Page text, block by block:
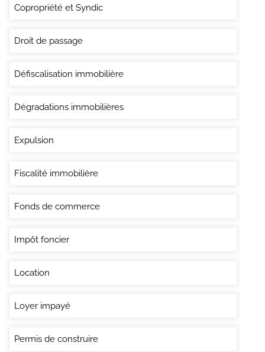
Copropriété et Syndic
Droit de passage
Défiscalisation immobilière
Dégradations immobilières
Expulsion
Fiscalité immobilière
Fonds de commerce
Impôt foncier
Location
Loyer impayé
Permis de construire